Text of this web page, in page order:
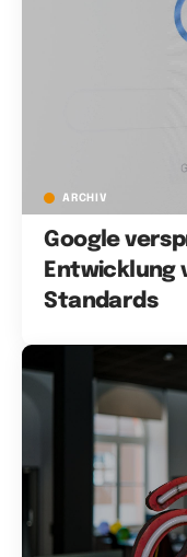
ARCHIV
Google
Entwicklung
Standards